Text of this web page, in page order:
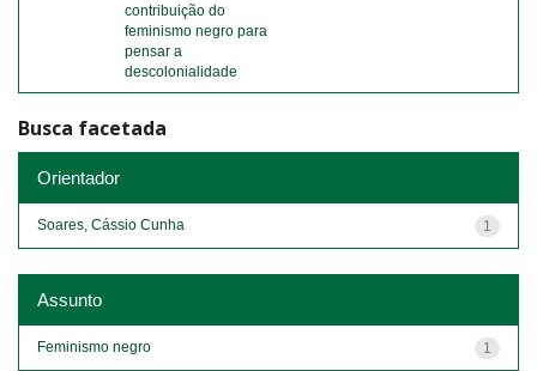
contribuição do
feminismo negro para
pensar a
descolonialidade
Busca facetada
Orientador
1
Soares, Cássio Cunha
Assunto
1
Feminismo negro